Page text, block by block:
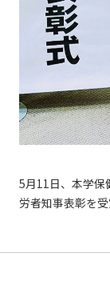
5月11日、本学保
労者知事表彰を受